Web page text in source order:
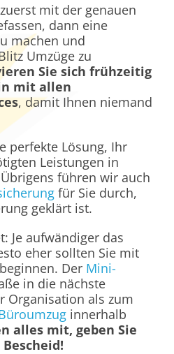
mit der genauen
dann eine
machen und
Umzüge zu
Sie sich frühzeitig
mit allen
, damit Ihnen niemand
perfekte Lösung, Ihr
Leistungen in
führen wir auch
für Sie durch,
geklärt ist.
Je aufwändiger das
eher sollten Sie mit
Der Mini-
in die nächste
Organisation als zum
innerhalb
alles mit, geben Sie